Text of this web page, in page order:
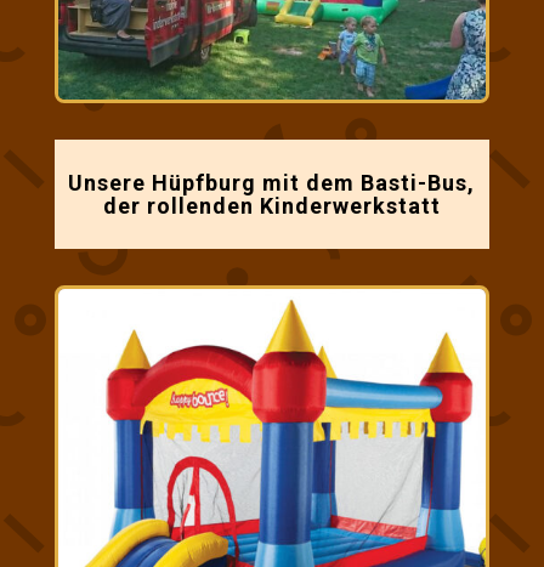
Unsere Hüpfburg mit dem Basti-Bus,
der rollenden Kinderwerkstatt